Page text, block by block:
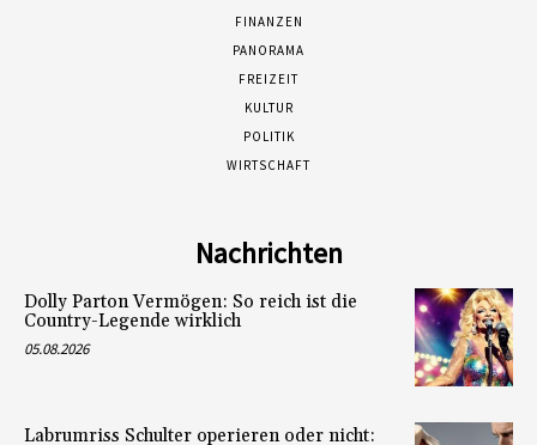
FINANZEN
PANORAMA
FREIZEIT
KULTUR
POLITIK
WIRTSCHAFT
Nachrichten
Dolly Parton Vermögen: So reich ist die
Country-Legende wirklich
05.08.2026
Labrumriss Schulter operieren oder nicht: